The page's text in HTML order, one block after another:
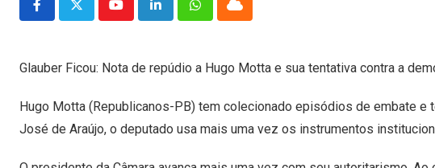
YoutubeLinkedInWhatsappCloud
Glauber Ficou: Nota de repúdio a Hugo Motta e sua tentativa contra a
Hugo Motta (Republicanos-PB) tem colecionado episódios de embate
José de Araújo, o deputado usa mais uma vez os instrumentos